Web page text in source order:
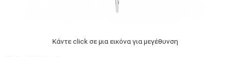
Κάντε click σε μια εικόνα για μεγέθυνση